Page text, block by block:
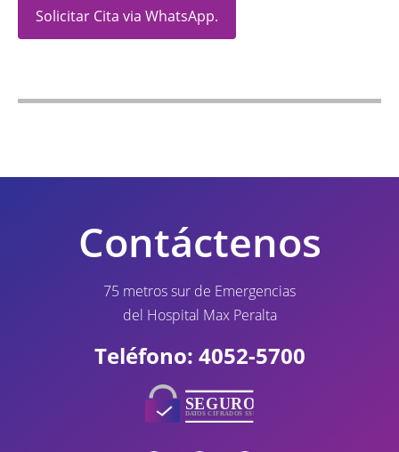
Solicitar Cita via WhatsApp.
Contáctenos
75 metros sur de Emergencias
del Hospital Max Peralta
Teléfono: 4052-5700